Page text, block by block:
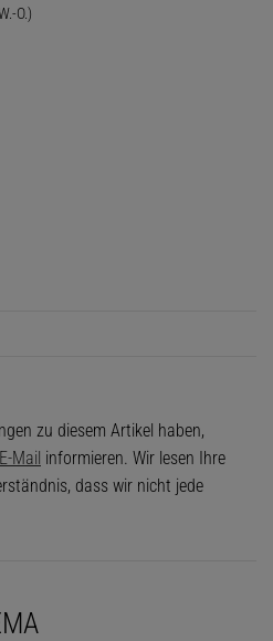
O.)
zu diesem Artikel haben,
Mail informieren. Wir lesen Ihre
dass wir nicht jede